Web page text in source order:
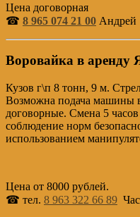
Цена договорная
☎ 8 965 074 21 00 Андрей
Воровайка в
Кузов г\п 8 тонн, 9 м.
Возможна подача машины
договорные. Смена 5
соблюдение норм
использованием
Цена от 8000 рублей.
☎ тел. 8 963 322 66 89